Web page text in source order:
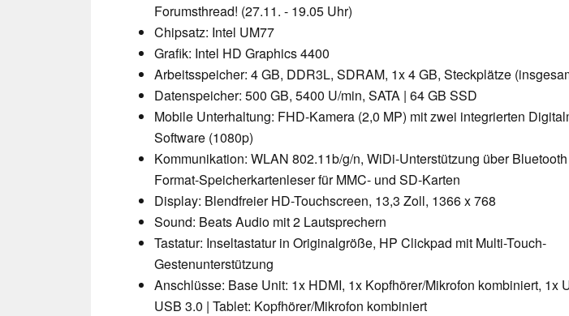
Forumsthread! (27.11. - 19.05 Uhr)
Chipsatz: Intel UM77
Grafik: Intel HD Graphics 4400
Arbeitsspeicher: 4 GB, DDR3L, SDRAM, 1x 4 GB, Steckplätze
Datenspeicher: 500 GB, 5400 U/min, SATA | 64 GB SSD
Mobile Unterhaltung: FHD-Kamera (2,0 MP) mit zwei integrierten
Software (1080p)
Kommunikation: WLAN 802.11b/g/n, WiDi-Unterstützung über
Format-Speicherkartenleser für MMC- und SD-Karten
Display: Blendfreier HD-Touchscreen, 13,3 Zoll, 1366 x 768
Sound: Beats Audio mit 2 Lautsprechern
Tastatur: Inseltastatur in Originalgröße, HP Clickpad mit Multi-Touch-
Gestenunterstützung
Anschlüsse: Base Unit: 1x HDMI, 1x Kopfhörer/Mikrofon kombiniert, 1x
USB 3.0 | Tablet: Kopfhörer/Mikrofon kombiniert